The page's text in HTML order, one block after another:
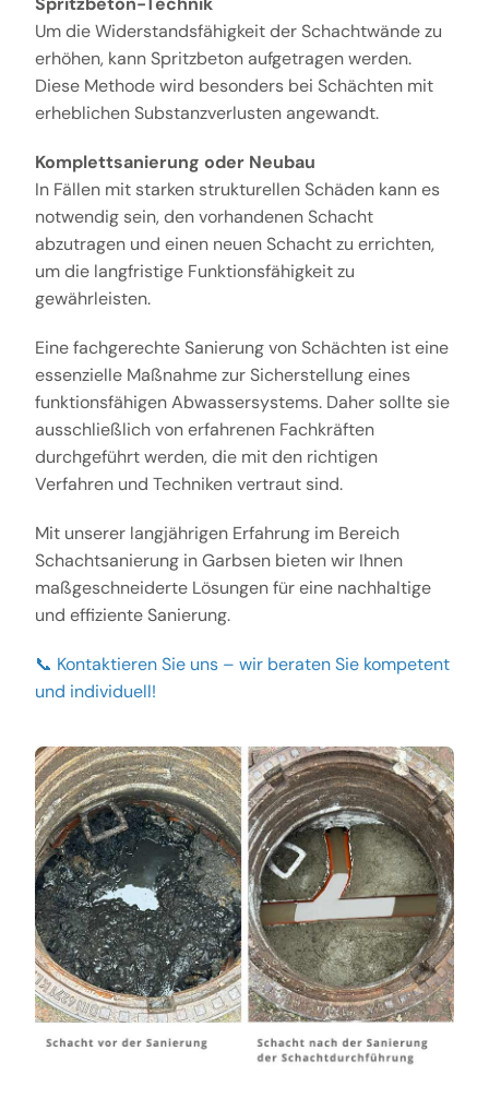
Um die Widerstandsfähigkeit der Schachtwände zu
erhöhen, kann Spritzbeton aufgetragen werden.
Diese Methode wird besonders bei Schächten mit
erheblichen Substanzverlusten angewandt.
Komplettsanierung oder Neubau
In Fällen mit starken strukturellen Schäden kann es
notwendig sein, den vorhandenen Schacht
abzutragen und einen neuen Schacht zu errichten,
um die langfristige Funktionsfähigkeit zu
gewährleisten.
Eine fachgerechte Sanierung von Schächten ist eine
essenzielle Maßnahme zur Sicherstellung eines
funktionsfähigen Abwassersystems. Daher sollte sie
ausschließlich von erfahrenen Fachkräften
durchgeführt werden, die mit den richtigen
Verfahren und Techniken vertraut sind.
Mit unserer langjährigen Erfahrung im Bereich
Schachtsanierung in Garbsen bieten wir Ihnen
maßgeschneiderte Lösungen für eine nachhaltige
und effiziente Sanierung.
📞 Kontaktieren Sie uns – wir beraten Sie kompetent
und individuell!